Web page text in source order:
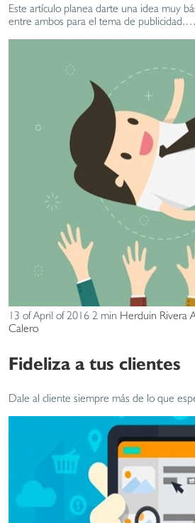
Este artículo planea darte una idea muy
entre ambos para el tema de publicidad.…
13 of April of 2016 2 min Herduin Rivera
Calero
Fideliza a tus clientes
Dale al cliente siempre más de lo que